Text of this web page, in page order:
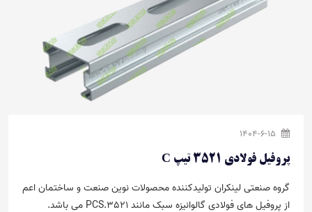
پروفیل فولادی 3521 تیپ C
گروه صنعتی لینکران تولیدکننده محصولات نوین صنعت و ساختمان اعم
از پروفیل های فولادی گالوانیزه سبک مانند PCS.3521 می باشد.